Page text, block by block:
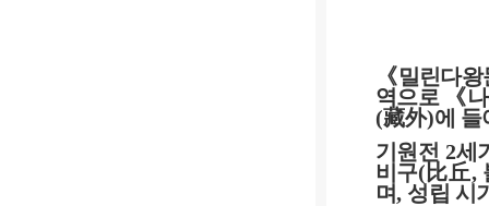
《밀린다왕
역으로
《
(藏外)에 들
기원전 2세
비구( 比丘,
며, 성립 시